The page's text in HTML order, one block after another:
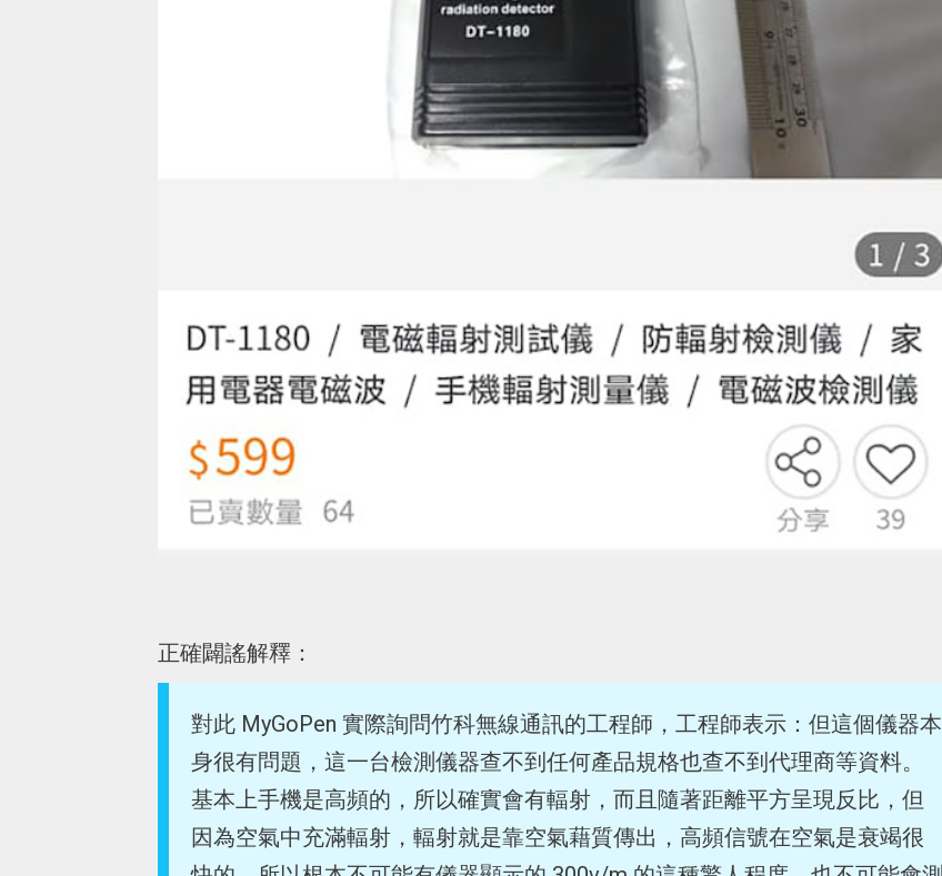
正確闢謠解釋：
對此 MyGoPen 實際詢問竹科無線通訊的工程師，工程師表示：但這個儀器本
身很有問題，這一台檢測儀器查不到任何產品規格也查不到代理商等資料。
基本上手機是高頻的，所以確實會有輻射，而且隨著距離平方呈現反比，但
因為空氣中充滿輻射，輻射就是靠空氣藉質傳出，高頻信號在空氣是衰竭很